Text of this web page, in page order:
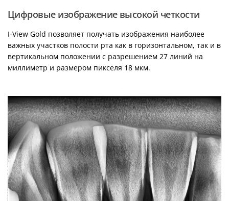
Цифровые изображение высокой четкости
I-View Gold позволяет получать изображения наиболее
важных участков полости рта как в горизонтальном, так и в
вертикальном положении с разрешением 27 линий на
миллиметр и размером пикселя 18 мкм.